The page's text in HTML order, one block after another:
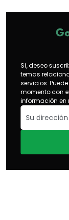
Sí, deseo
temas
servicios.
momento con
información en